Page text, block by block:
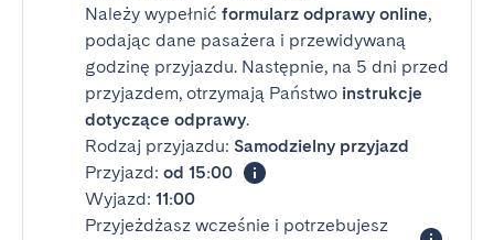
Należy wypełnić formularz odprawy online,
podając dane pasażera i przewidywaną
godzinę przyjazdu. Następnie, na 5 dni przed
przyjazdem, otrzymają Państwo instrukcje
dotyczące odprawy.
Rodzaj przyjazdu: Samodzielny przyjazd
Przyjazd: od 15:00
Wyjazd: 11:00
Przyjeżdżasz wcześnie i potrzebujesz